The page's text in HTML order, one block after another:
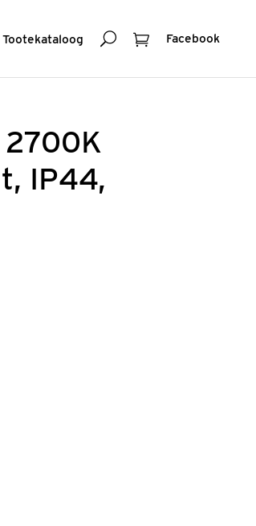
Tootekataloog OtsingOstukorv
Facebook
2700K
IP44,